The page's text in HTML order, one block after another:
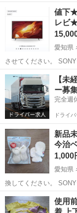
庫）… 懸賞でゲットした
宇
値下
レビ
愛知県
させてくださ
フォトブック、…
愛知 名古屋市
【未
ー募
完全週
ドライ
新品
今治
1,000
愛知県
換してくださ
フォトブック、…
愛知 名古屋市
使用